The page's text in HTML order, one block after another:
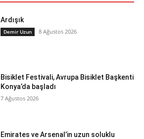
Ardışık
Demir Uzun 8 Ağustos 2026
Bisiklet Festivali, Avrupa Bisiklet Başkenti
Konya’da başladı
7 Ağustos 2026
Emirates ve Arsenal’in uzun soluklu